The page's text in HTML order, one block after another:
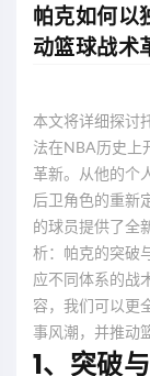
帕克如何以
动篮球战术
本文将详细探讨
法在NBA历史上
革新。从他的个
后卫角色的重新
的球员提供了全
析：帕克的突破
应不同体系的战
容，我们可以更
事风潮，并推动
1、突破